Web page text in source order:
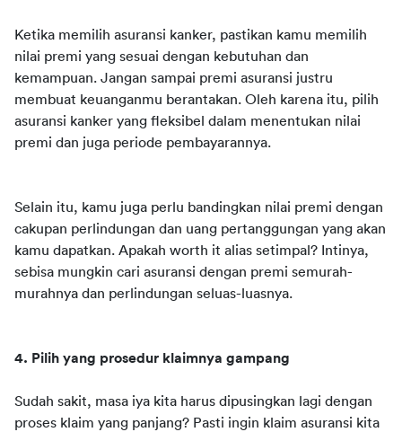
Ketika memilih asuransi kanker, pastikan kamu memilih
nilai premi yang sesuai dengan kebutuhan dan
kemampuan. Jangan sampai premi asuransi justru
membuat keuanganmu berantakan. Oleh karena itu, pilih
asuransi kanker yang fleksibel dalam menentukan nilai
premi dan juga periode pembayarannya.
Selain itu, kamu juga perlu bandingkan nilai premi dengan
cakupan perlindungan dan uang pertanggungan yang akan
kamu dapatkan. Apakah worth it alias setimpal? Intinya,
sebisa mungkin cari asuransi dengan premi semurah-
murahnya dan perlindungan seluas-luasnya.
4. Pilih yang prosedur klaimnya gampang
Sudah sakit, masa iya kita harus dipusingkan lagi dengan
proses klaim yang panjang? Pasti ingin klaim asuransi kita